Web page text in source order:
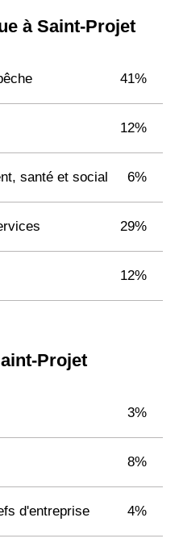
à Saint-Projet
41%
12%
santé et social 6%
29%
12%
Projet
3%
8%
d'entreprise 4%